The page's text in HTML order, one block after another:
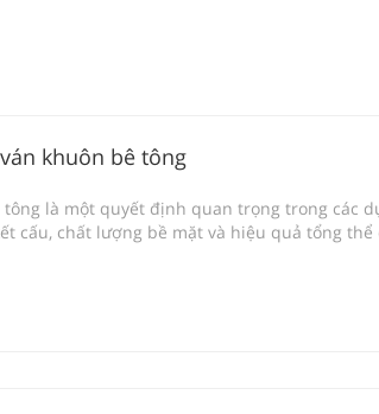
khuôn bê tông
là một quyết định quan trọng trong các
cấu, chất lượng bề mặt và hiệu quả tổng thể